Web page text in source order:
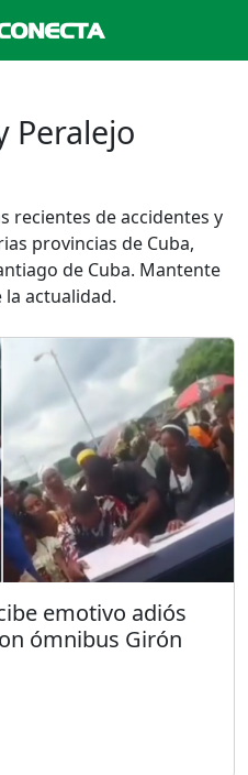
Peralejo
recientes de accidentes y
provincias de Cuba,
de Cuba. Mantente
actualidad.
emotivo adiós
ómnibus Girón